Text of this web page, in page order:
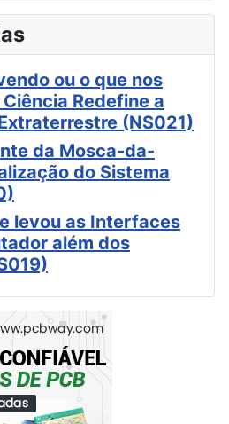
ou o que nos
Redefine a
(NS021)
da Mosca-da-
do Sistema
levou as Interfaces
além dos